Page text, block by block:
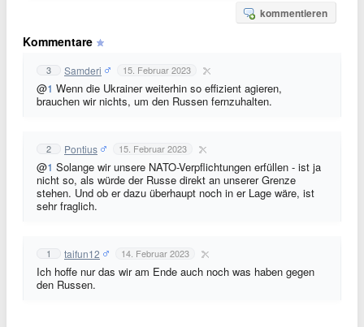
kommentieren
Kommentare
3 Samderi 15. Februar 2023
@1 Wenn die Ukrainer weiterhin so effizient agieren,
brauchen wir nichts, um den Russen fernzuhalten.
2 Pontius 15. Februar 2023
@1 Solange wir unsere NATO-Verpflichtungen erfüllen - ist ja
nicht so, als würde der Russe direkt an unserer Grenze
stehen. Und ob er dazu überhaupt noch in er Lage wäre, ist
sehr fraglich.
1 taifun12 14. Februar 2023
Ich hoffe nur das wir am Ende auch noch was haben gegen
den Russen.